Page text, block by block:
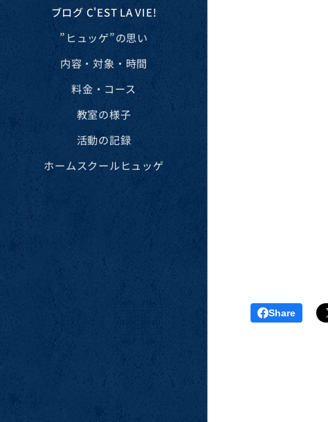
ブログ C'EST LA VIE!
”ヒュッゲ”の思い
内容・対象・時間
料金・コース
教室の様子
活動の記録
ホームスクールヒュッゲ
Share